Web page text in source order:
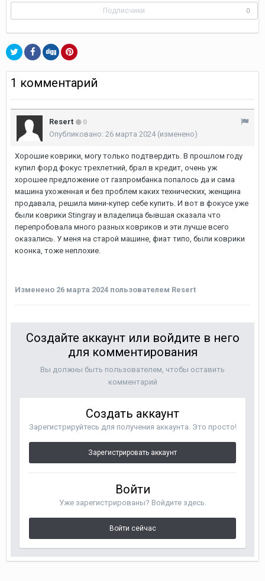
Подписчики 0
1 комментарий
Resert 0
Опубликовано: 26 марта 2024(изменено)
Хорошие коврики, могу только подтвердить. В прошлом году
купил форд фокус трехлетний, брал в кредит, очень уж
хорошее предложение от газпромбанка попалось да и сама
машина ухоженная и без проблем каких технических, женщина
продавала, решила мини-купер себе купить. И вот в фокусе уже
были коврики Stingray и владелица бывшая сказала что
перепробовала много разных ковриков и эти лучше всего
оказались. У меня на старой машине, фиат типо, были коврики
коонка, тоже неплохие.
Изменено 26 марта 2024 пользователем Resert
Создайте аккаунт или войдите в него
для комментирования
Вы должны быть пользователем, чтобы оставить
комментарий
Создать аккаунт
Зарегистрируйтесь для получения аккаунта. Это просто!
Зарегистрировать аккаунт
Войти
Уже зарегистрированы? Войдите здесь.
Войти сейчас